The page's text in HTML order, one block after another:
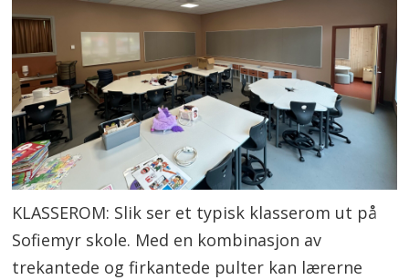
KLASSEROM: Slik ser et typisk klasserom ut på
Sofiemyr skole. Med en kombinasjon av
trekantede og firkantede pulter kan lærerne